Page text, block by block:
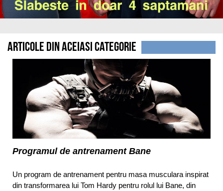
Articole din aceiasi categorie
Programul de antrenament Bane
Un program de antrenament pentru masa musculara inspirat
din transformarea lui Tom Hardy pentru rolul lui Bane, din